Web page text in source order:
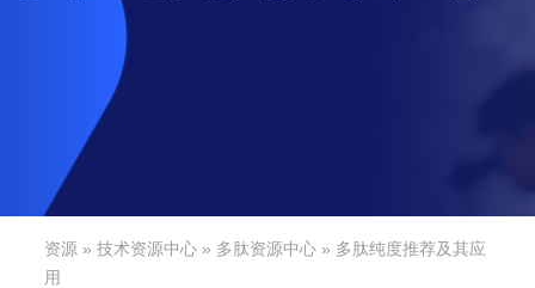
资源 »技术资源中心 » 多肽资源中心 » 多肽纯度推荐及其应
用